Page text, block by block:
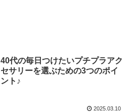
40代の毎日つけたいプチプラアク
セサリーを選ぶための3つのポイ
ント♪
2025.03.10